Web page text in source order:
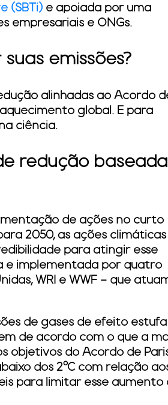
(SBTi) e apoiada por uma
empresariais e ONGs.
emissões?
alinhadas ao Acordo
global. E para
ciência.
redução
de ações no curto
2050, as ações climáticas
para atingir esse
e implementada por quatro
WRI e WWF – que
de gases de efeito estufa
de acordo com o que a
objetivos do Acordo de
dos 2°C com relação
para limitar esse aumento